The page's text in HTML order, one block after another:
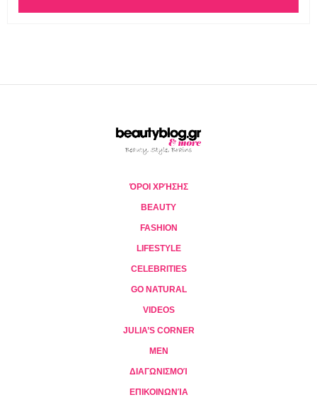
ΌΡΟΙ ΧΡΉΣΗΣ
BEAUTY
FASHION
LIFESTYLE
CELEBRITIES
GO NATURAL
VIDEOS
JULIA’S CORNER
MEN
ΔΙΑΓΩΝΙΣΜΟΊ
ΕΠΙΚΟΙΝΩΝΊΑ